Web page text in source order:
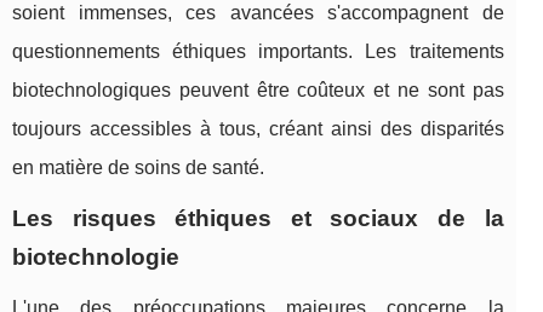
soient immenses, ces avancées s'accompagnent de
questionnements éthiques importants. Les traitements
biotechnologiques peuvent être coûteux et ne sont pas
toujours accessibles à tous, créant ainsi des disparités
en matière de soins de santé.
Les risques éthiques et sociaux de la
biotechnologie
L'une des préoccupations majeures concerne la